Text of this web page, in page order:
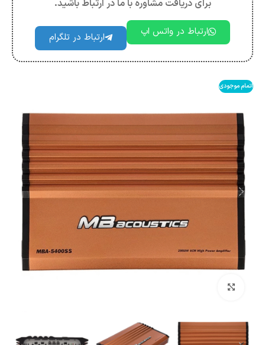
برای دریافت مشاوره با ما در ارتباط باشید.
ارتباط در واتس اپ ارتباط در تلگرام
اتمام موجودی